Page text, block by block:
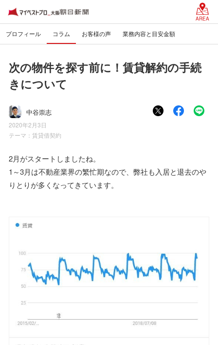
AREA
プロフィール コラム お客様の声 業務内容と目安金額
次の物件を探す前に！賃貸解約の手続
きについて
中谷崇志
2020年2月3日
テーマ： 賃貸借契約
2月がスタートしましたね。
1～3月は不動産業界の繁忙期なので、弊社も入居と退去のや
りとりが多くなってきています。